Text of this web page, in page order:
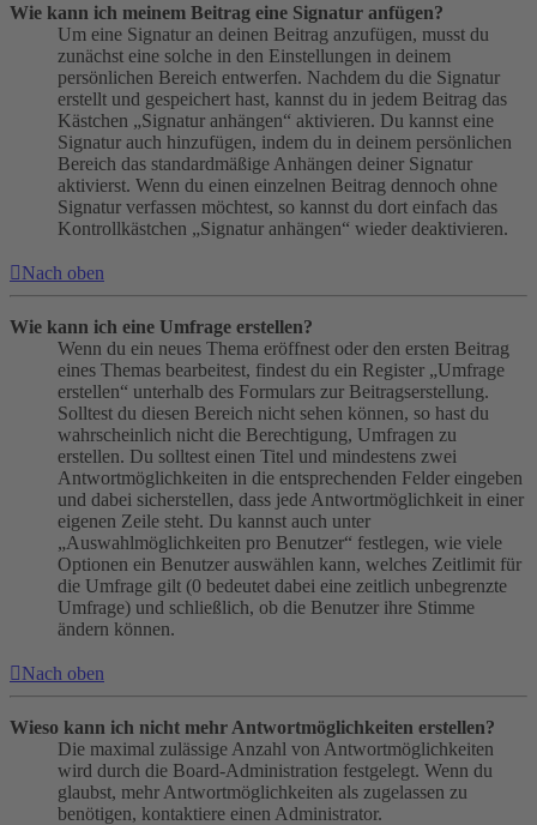
Wie kann ich meinem Beitrag eine Signatur anfügen?
Um eine Signatur an deinen Beitrag anzufügen, musst du
zunächst eine solche in den Einstellungen in deinem
persönlichen Bereich entwerfen. Nachdem du die Signatur
erstellt und gespeichert hast, kannst du in jedem Beitrag das
Kästchen „Signatur anhängen“ aktivieren. Du kannst eine
Signatur auch hinzufügen, indem du in deinem persönlichen
Bereich das standardmäßige Anhängen deiner Signatur
aktivierst. Wenn du einen einzelnen Beitrag dennoch ohne
Signatur verfassen möchtest, so kannst du dort einfach das
Kontrollkästchen „Signatur anhängen“ wieder deaktivieren.
Nach oben
Wie kann ich eine Umfrage erstellen?
Wenn du ein neues Thema eröffnest oder den ersten Beitrag
eines Themas bearbeitest, findest du ein Register „Umfrage
erstellen“ unterhalb des Formulars zur Beitragserstellung.
Solltest du diesen Bereich nicht sehen können, so hast du
wahrscheinlich nicht die Berechtigung, Umfragen zu
erstellen. Du solltest einen Titel und mindestens zwei
Antwortmöglichkeiten in die entsprechenden Felder eingeben
und dabei sicherstellen, dass jede Antwortmöglichkeit in einer
eigenen Zeile steht. Du kannst auch unter
„Auswahlmöglichkeiten pro Benutzer“ festlegen, wie viele
Optionen ein Benutzer auswählen kann, welches Zeitlimit für
die Umfrage gilt (0 bedeutet dabei eine zeitlich unbegrenzte
Umfrage) und schließlich, ob die Benutzer ihre Stimme
ändern können.
Nach oben
Wieso kann ich nicht mehr Antwortmöglichkeiten erstellen?
Die maximal zulässige Anzahl von Antwortmöglichkeiten
wird durch die Board-Administration festgelegt. Wenn du
glaubst, mehr Antwortmöglichkeiten als zugelassen zu
benötigen, kontaktiere einen Administrator.